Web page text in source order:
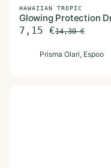
HAWAIIAN TROPIC
Glowing Protection
7,15 €14,30€
Prisma Olari, Espoo